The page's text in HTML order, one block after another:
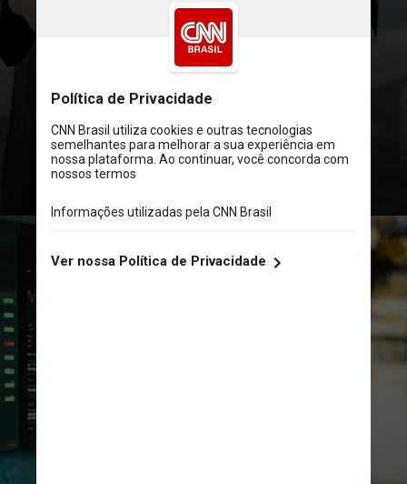
15%ao ano em 2025,
investimentos mais seguros,
os em renda fixa, passam a ser
alternativas mais atrativas